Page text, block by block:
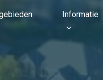
Informatie